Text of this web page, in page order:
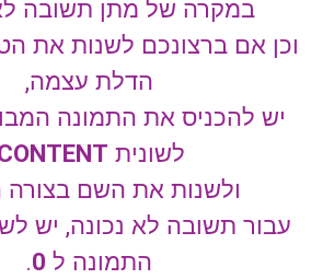
במקרה של מתן תשובה
וכן אם ברצונכם לשנות את
הדלת עצמה,
יש להכניס את התמונה
לשונית
ולשנות את השם
עבור תשובה לא נכונה, יש
התמונה ל 0
.